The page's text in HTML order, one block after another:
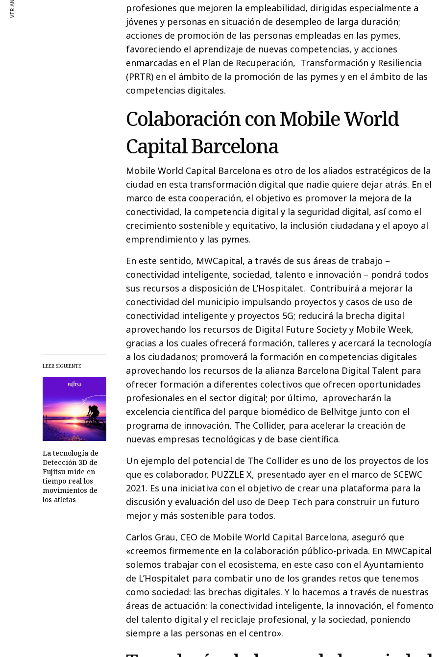
LEER SIGUIENTE
La tecnología de
Detección 3D de
Fujitsu mide en
tiempo real los
movimientos de
los atletas
profesiones que mejoren la empleabilidad, dirigidas especialmente a
jóvenes y personas en situación de desempleo de larga duración;
acciones de promoción de las personas empleadas en las pymes,
favoreciendo el aprendizaje de nuevas competencias, y acciones
enmarcadas en el Plan de Recuperación, Transformación y Resiliencia
(PRTR) en el ámbito de la promoción de las pymes y en el ámbito de las
competencias digitales.
Colaboración con Mobile World
Capital Barcelona
Mobile World Capital Barcelona es otro de los aliados estratégicos de la
ciudad en esta transformación digital que nadie quiere dejar atrás. En el
marco de esta cooperación, el objetivo es promover la mejora de la
conectividad, la competencia digital y la seguridad digital, así como el
crecimiento sostenible y equitativo, la inclusión ciudadana y el apoyo al
emprendimiento y las pymes.
En este sentido, MWCapital, a través de sus áreas de trabajo –
conectividad inteligente, sociedad, talento e innovación – pondrá todos
sus recursos a disposición de L’Hospitalet. Contribuirá a mejorar la
conectividad del municipio impulsando proyectos y casos de uso de
conectividad inteligente y proyectos 5G; reducirá la brecha digital
aprovechando los recursos de Digital Future Society y Mobile Week,
gracias a los cuales ofrecerá formación, talleres y acercará la tecnología
a los ciudadanos; promoverá la formación en competencias digitales
aprovechando los recursos de la alianza Barcelona Digital Talent para
ofrecer formación a diferentes colectivos que ofrecen oportunidades
profesionales en el sector digital; por último, aprovecharán la
excelencia científica del parque biomédico de Bellvitge junto con el
programa de innovación, The Collider, para acelerar la creación de
nuevas empresas tecnológicas y de base científica.
Un ejemplo del potencial de The Collider es uno de los proyectos de los
que es colaborador, PUZZLE X, presentado ayer en el marco de SCEWC
2021. Es una iniciativa con el objetivo de crear una plataforma para la
discusión y evaluación del uso de Deep Tech para construir un futuro
mejor y más sostenible para todos.
Carlos Grau, CEO de Mobile World Capital Barcelona, aseguró que
«creemos firmemente en la colaboración público-privada. En MWCapital
solemos trabajar con el ecosistema, en este caso con el Ayuntamiento
de L’Hospitalet para combatir uno de los grandes retos que tenemos
como sociedad: las brechas digitales. Y lo hacemos a través de nuestras
áreas de actuación: la conectividad inteligente, la innovación, el fomento
del talento digital y el reciclaje profesional, y la sociedad, poniendo
siempre a las personas en el centro».